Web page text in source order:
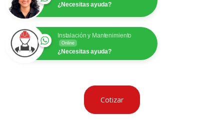
¿Necesitas ayuda?
Instalación y Mantenimiento
Online
¿Necesitas ayuda?
Cotizar